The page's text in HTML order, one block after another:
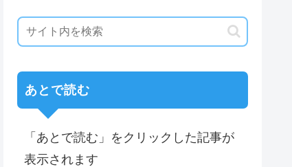
あとで読む
「あとで読む」をクリックした記事が
表示されます